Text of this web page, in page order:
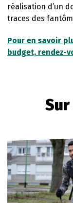
réalisation d’un
traces des
Pour en savoir
budget, rendez-